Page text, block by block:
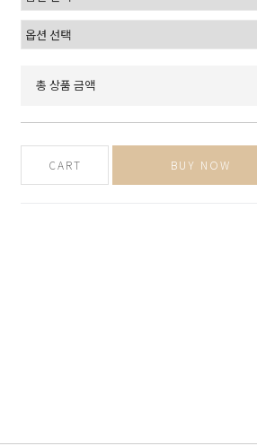
총 상품 금액
CART BUY NOW